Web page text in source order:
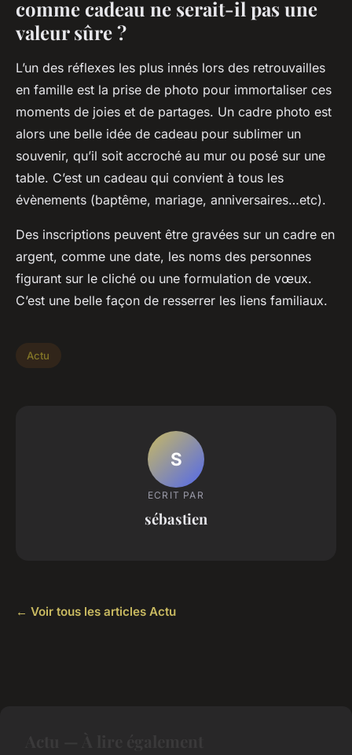
comme cadeau ne serait-il pas une
valeur sûre ?
L’un des réflexes les plus innés lors des retrouvailles
en famille est la prise de photo pour immortaliser ces
moments de joies et de partages. Un cadre photo est
alors une belle idée de cadeau pour sublimer un
souvenir, qu’il soit accroché au mur ou posé sur une
table. C’est un cadeau qui convient à tous les
évènements (baptême, mariage, anniversaires…etc).
Des inscriptions peuvent être gravées sur un cadre en
argent, comme une date, les noms des personnes
figurant sur le cliché ou une formulation de vœux.
C’est une belle façon de resserrer les liens familiaux.
Actu
S
ECRIT PAR
sébastien
← Voir tous les articles Actu